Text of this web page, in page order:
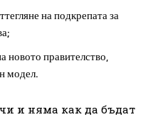
на подкрепата за
новото правителство,
модел.
и няма как да бъдат